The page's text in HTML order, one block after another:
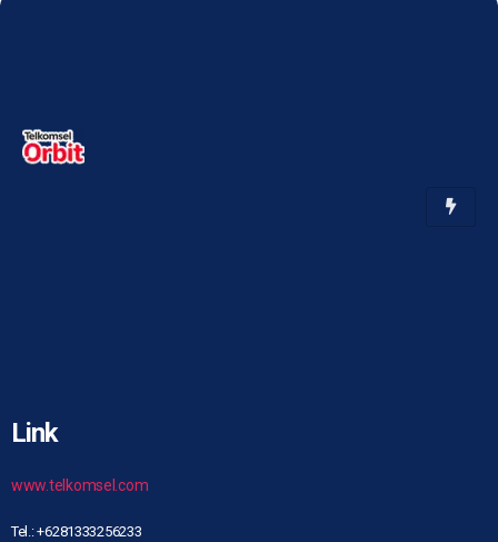
Link
www.telkomsel.com
Tel.: +6281333256233